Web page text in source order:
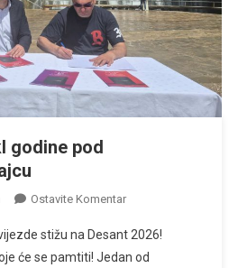
godine pod
Ostavite KomentarNa
Spektakl
Godine
stižu na Desant 2026!
će se pamtiti! Jedan od